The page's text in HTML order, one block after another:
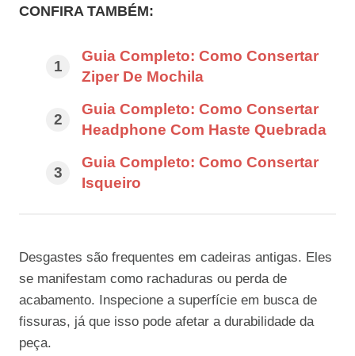
CONFIRA TAMBÉM:
Guia Completo: Como Consertar
Ziper De Mochila
Guia Completo: Como Consertar
Headphone Com Haste Quebrada
Guia Completo: Como Consertar
Isqueiro
Desgastes são frequentes em cadeiras antigas. Eles
se manifestam como rachaduras ou perda de
acabamento. Inspecione a superfície em busca de
fissuras, já que isso pode afetar a durabilidade da
peça.